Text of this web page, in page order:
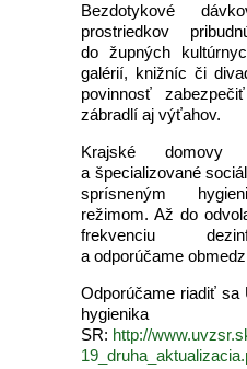
Bezdotykové
prostriedkov
do župných
galérií, knižníc či
povinnosť
zábradlí aj výťahov.
Krajské domovy
a špecializované
sprísneným
režimom. Až do
frekvenciu
a odporúčame
Odporúčame riadiť sa
hygienika
SR: http://